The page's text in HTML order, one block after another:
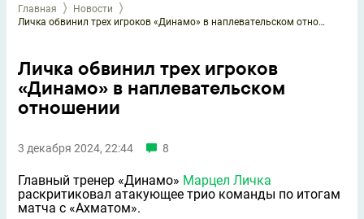
Главная
Новости
Личка обвинил трех игроков «Динамо» в наплевательском отношении
Личка обвинил трех игроков
«Динамо» в наплевательском
отношении
3 декабря 2024, 22:44 8
Главный тренер «Динамо» Марцел Личка
раскритиковал атакующее трио команды по итогам
матча с «Ахматом».